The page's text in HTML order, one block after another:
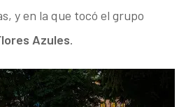
y en la que tocó el grupo
Azules.